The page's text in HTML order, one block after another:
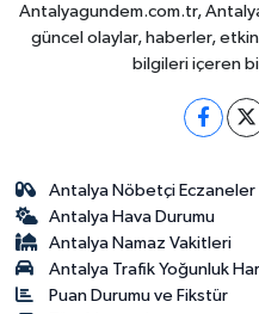
Antalyagundem.com.tr,
güncel olaylar, haberler,
bilgileri içeren
Antalya Nöbetçi Eczaneler
Antalya Hava Durumu
Antalya Namaz Vakitleri
Antalya Trafik Yoğunluk
Puan Durumu ve Fikstür